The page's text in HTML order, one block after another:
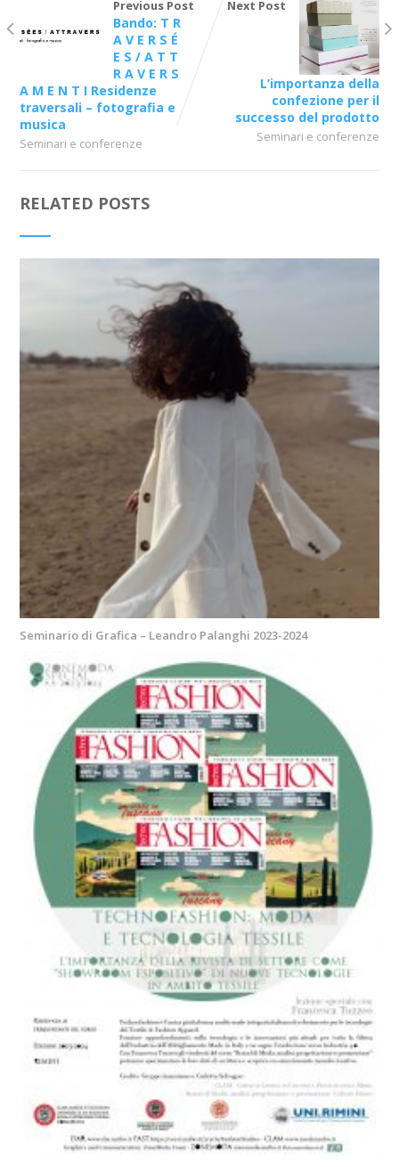
Previous Post
Bando: T R
A V E R S É
E S / A T T
R A V E R S
A M E N T I Residenze
traversali – fotografia e
musica
Seminari e conferenze
Next Post
L’importanza della
confezione per il
successo del prodotto
Seminari e conferenze
RELATED POSTS
Seminario di Grafica – Leandro Palanghi 2023-2024